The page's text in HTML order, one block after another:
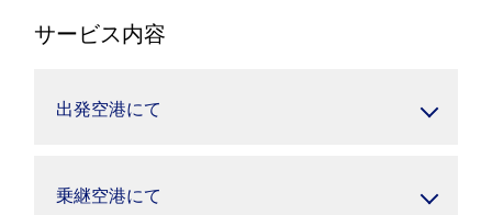
サービス内容
出発空港にて
乗継空港にて